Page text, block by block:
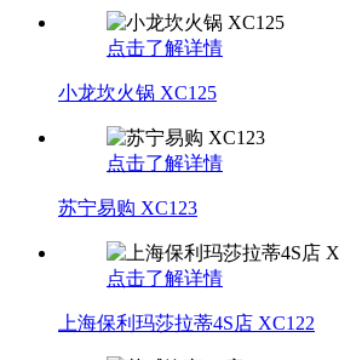
点击了解详情
小龙坎火锅 XC125
点击了解详情
苏宁易购 XC123
点击了解详情
上海保利玛莎拉蒂4S店 XC122